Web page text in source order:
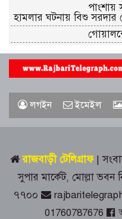
হামলার ঘটনায় বিশু সরদার
আগস্ট
জুলাই
মামলার
পালনে
লগইন ইমেইল
রাজবাড়ী টেলিগ্রাফ |
সুপার মার্কেট, মোল্লা
৭৭০০
01760787676